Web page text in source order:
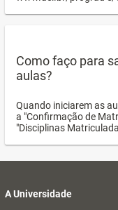
Como faço para
aulas?
Quando iniciarem as
a "Confirmação de
"Disciplinas
A Universidade